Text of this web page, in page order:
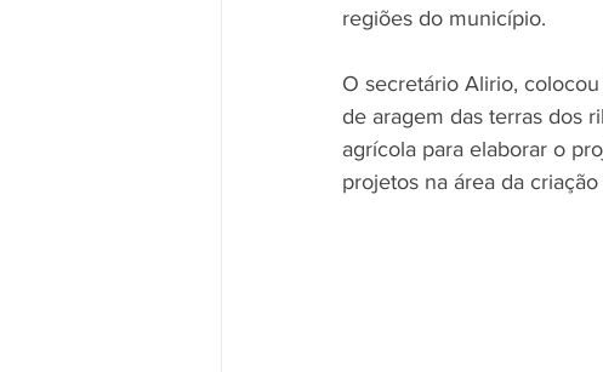
regiões do município.
O secretário Alirio,
de aragem das terras dos
agrícola para elaborar o
projetos na área da